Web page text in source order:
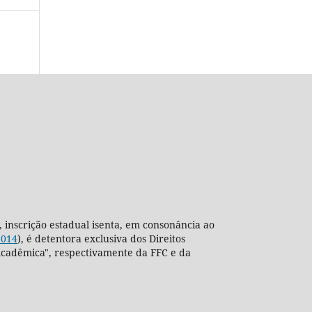
inscrição estadual isenta, em consonância ao
), é detentora exclusiva dos Direitos
respectivamente da FFC e da